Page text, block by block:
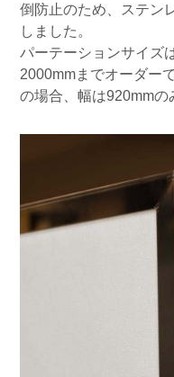
倒防止のため、ステン
しました。
パーテーションサイズ
2000mmまでオーダー
の場合、幅は920mmの